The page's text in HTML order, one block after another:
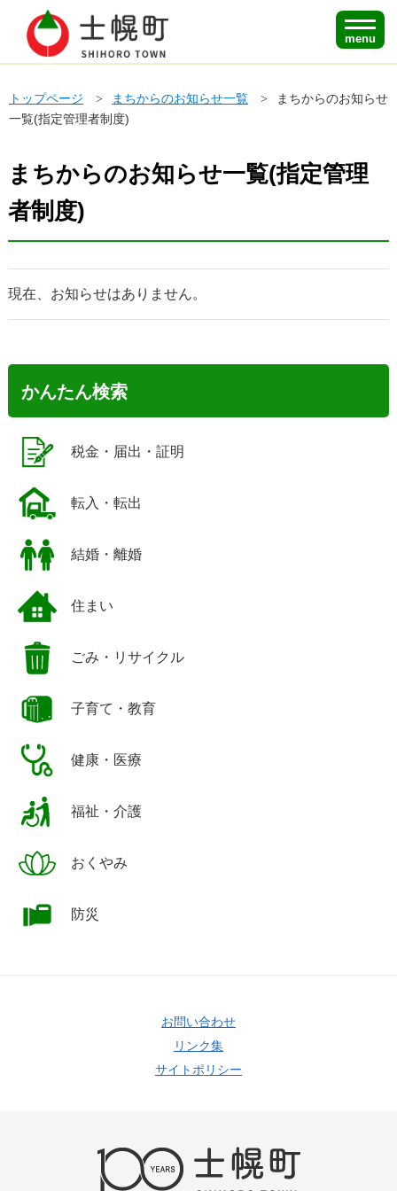
menu
トップページ まちからのお知らせ一覧
まちからのお知らせ
一覧(指定管理者制度)
まちからのお知らせ一覧(指定管理
者制度)
現在、お知らせはありません。
かんたん検索
税金・届出・証明
転入・転出
結婚・離婚
住まい
ごみ・リサイクル
子育て・教育
健康・医療
福祉・介護
おくやみ
防災
お問い合わせ
リンク集
サイトポリシー